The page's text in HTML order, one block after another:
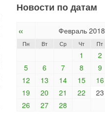
Новости по датам
« Февраль 2018
Пн Вт Ср Чт Пт
1 2
5
6 7 8 9
12
13 14 15 16
19
20 21 22 23
26
27 28